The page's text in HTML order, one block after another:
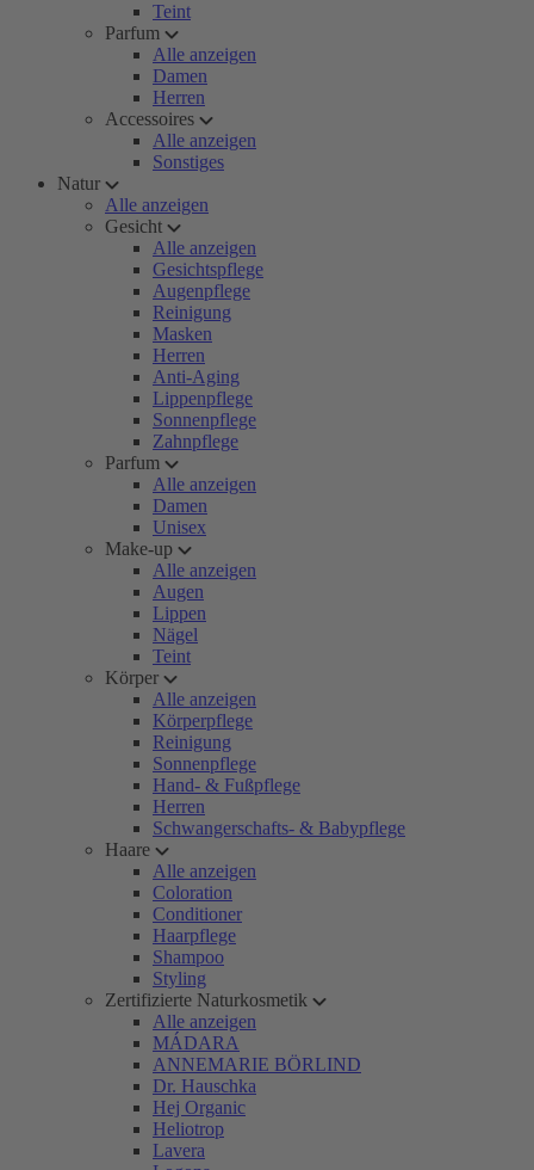
Teint
Parfum
Alle anzeigen
Damen
Herren
Accessoires
Alle anzeigen
Sonstiges
Natur
Alle anzeigen
Gesicht
Alle anzeigen
Gesichtspflege
Augenpflege
Reinigung
Masken
Herren
Anti-Aging
Lippenpflege
Sonnenpflege
Zahnpflege
Parfum
Alle anzeigen
Damen
Unisex
Make-up
Alle anzeigen
Augen
Lippen
Nägel
Teint
Körper
Alle anzeigen
Körperpflege
Reinigung
Sonnenpflege
Hand- & Fußpflege
Herren
Schwangerschafts- & Babypflege
Haare
Alle anzeigen
Coloration
Conditioner
Haarpflege
Shampoo
Styling
Zertifizierte Naturkosmetik
Alle anzeigen
MÁDARA
ANNEMARIE BÖRLIND
Dr. Hauschka
Hej Organic
Heliotrop
Lavera